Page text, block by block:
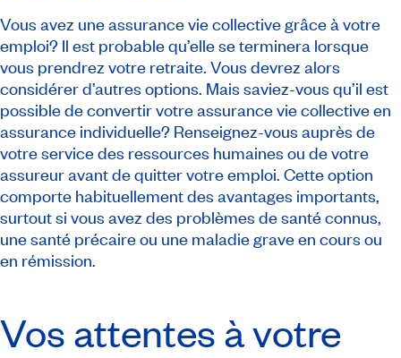
Vous avez une assurance vie collective grâce à votre
emploi? Il est probable qu’elle se terminera lorsque
vous prendrez votre retraite. Vous devrez alors
considérer d’autres options. Mais saviez-vous qu’il est
possible de convertir votre assurance vie collective en
assurance individuelle? Renseignez-vous auprès de
votre service des ressources humaines ou de votre
assureur avant de quitter votre emploi. Cette option
comporte habituellement des avantages importants,
surtout si vous avez des problèmes de santé connus,
une santé précaire ou une maladie grave en cours ou
en rémission.
Vos attentes à votre